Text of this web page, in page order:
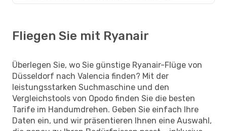
Fliegen Sie mit Ryanair
Überlegen Sie, wo Sie günstige Ryanair-Flüge von
Düsseldorf nach Valencia finden? Mit der
leistungsstarken Suchmaschine und den
Vergleichstools von Opodo finden Sie die besten
Tarife im Handumdrehen. Geben Sie einfach Ihre
Daten ein, und wir präsentieren Ihnen eine Auswahl,